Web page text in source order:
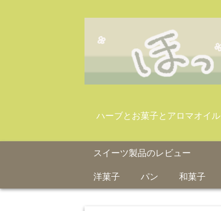
ハーブとお菓子とアロマオイル
スイーツ製品のレビュー
洋菓子 パン 和菓子